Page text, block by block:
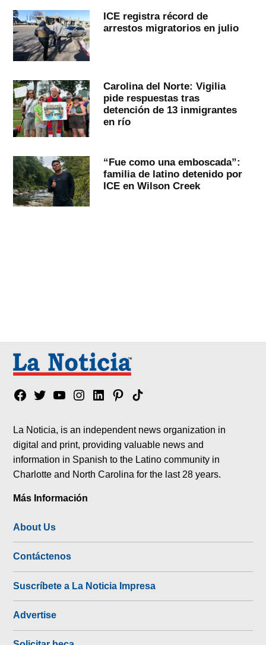
ICE registra récord de
arrestos migratorios en julio
Carolina del Norte: Vigilia
pide respuestas tras
detención de 13 inmigrantes
en río
“Fue como una emboscada”:
familia de latino detenido por
ICE en Wilson Creek
Facebook
TwitterYouTubeInstagram
LinkedinPinterest
Tik
La Noticia, is an independent news organization in
digital and print, providing valuable news and
information in Spanish to the Latino community in
Charlotte and North Carolina for the last 28 years.
Más Información
About Us
Contáctenos
Suscríbete a La Noticia Impresa
Advertise